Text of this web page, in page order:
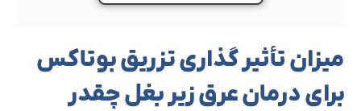
میزان تأثیر گذاری تزریق بوتاکس
برای درمان عرق زیر بغل چقدر